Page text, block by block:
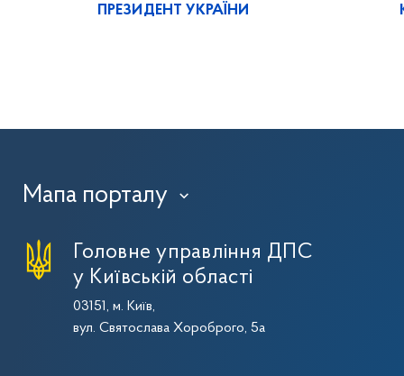
ПРЕЗИДЕНТ УКРАЇНИ
Мапа порталу ›
Головне управління ДПС
у Київській області
03151, м. Київ,
вул. Святослава Хороброго, 5а